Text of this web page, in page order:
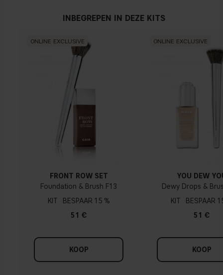
INBEGREPEN IN DEZE KITS
ONLINE EXCLUSIVE
FRONT ROW SET
Foundation & Brush F13
KIT
15 %
51 €
KOOP
ONLINE EXCLUSIVE
YOU DEW
Dewy Drops &
KIT
51 €
KOOP